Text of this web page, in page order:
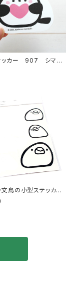
ッカー 907 シマエ
ト
鳥の小型ステッカー